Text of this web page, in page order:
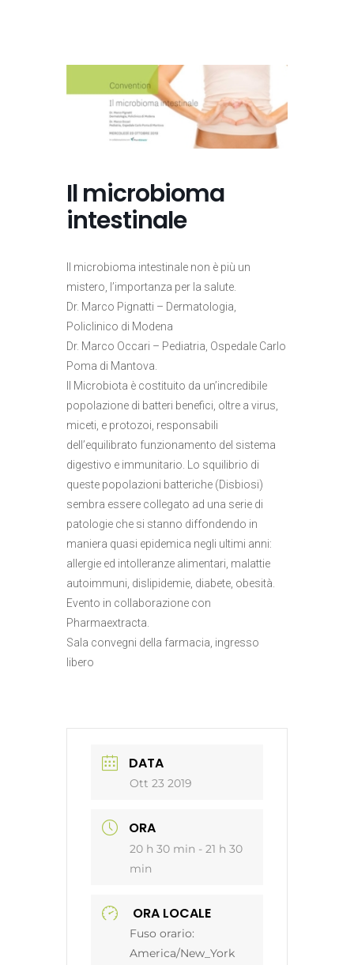
Il microbioma
intestinale
Il microbioma intestinale non è più un
mistero, l’importanza per la salute.
Dr. Marco Pignatti – Dermatologia,
Policlinico di Modena
Dr. Marco Occari – Pediatria, Ospedale Carlo
Poma di Mantova.
Il Microbiota è costituito da un’incredibile
popolazione di batteri benefici, oltre a virus,
miceti, e protozoi, responsabili
dell’equilibrato funzionamento del sistema
digestivo e immunitario. Lo squilibrio di
queste popolazioni batteriche (Disbiosi)
sembra essere collegato ad una serie di
patologie che si stanno diffondendo in
maniera quasi epidemica negli ultimi anni:
allergie ed intolleranze alimentari, malattie
autoimmuni, dislipidemie, diabete, obesità.
Evento in collaborazione con
Pharmaextracta.
Sala convegni della farmacia, ingresso
libero
DATA
Ott 23 2019
ORA
20 h 30 min - 21 h 30
min
ORA LOCALE
Fuso orario:
America/New_York